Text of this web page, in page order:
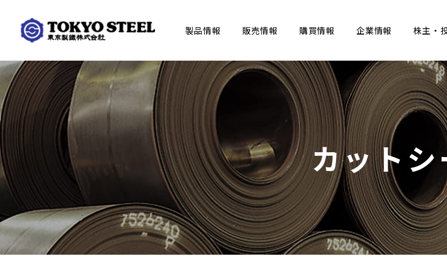
製品情報
PRODUCTS
製品情報
建材品種 鋼板品種
販売情報 購買情報 企業情報
ABOUT US
企業情報
トップメッセージ 会社概要
東京製鐵の歴史
株主・
INVESTORS
株主・投資家情報
適時開示情報 会社法関係
SUSTAINABILITY
サステナビリティ
環境情報 社会問題
RECRUIT
採用情報
新卒採用サイト キャリア採用サイト
カット